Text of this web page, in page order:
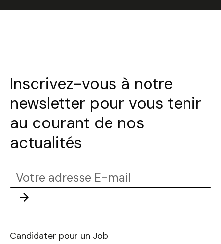
Inscrivez-vous à notre
newsletter pour vous tenir
au courant de nos
actualités
Votre
adresse
E-
Envoyer
Candidater pour un Job